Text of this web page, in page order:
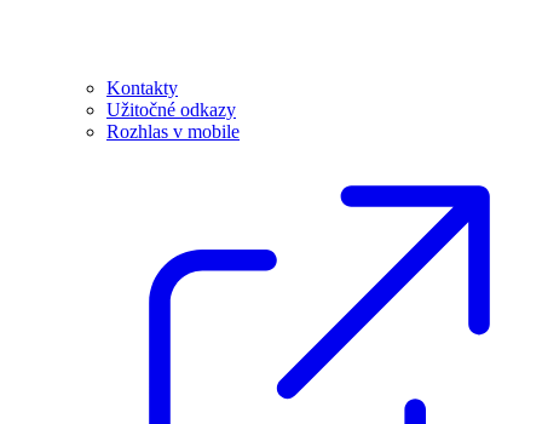
Kontakty
Užitočné odkazy
Rozhlas v mobile